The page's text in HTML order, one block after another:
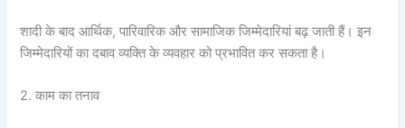
शादी के बाद आर्थिक, पारिवारिक और सामाजिक जिम्मेदारियां बढ़ जाती हैं। इन
जिम्मेदारियों का दबाव व्यक्ति के व्यवहार को प्रभावित कर सकता है।
2. काम का तनाव